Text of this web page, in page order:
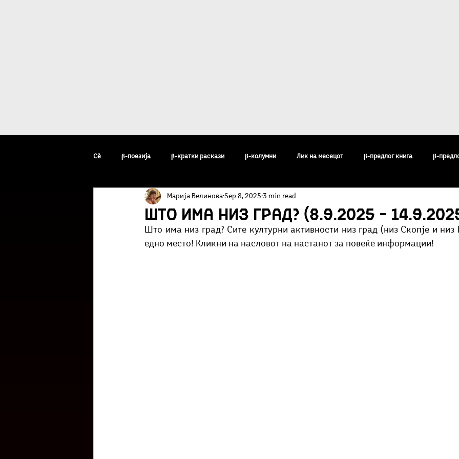
Сè β-поезија β-кратки раскази β-колумни Лик на месецот β-предлог книга β-
β-уметник на неделата β-фактопедија Бисери
Мелемузика Музика Што има
Што има низ град? (8.9.2025 –
Марија Велинова Sep 8, 2025 3 min read
Што има низ град? Сите културни активности низ град (низ Скопје и
едно место! Кликни на насловот на настанот за повеќе информации!